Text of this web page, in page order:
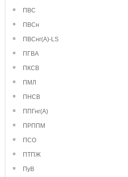
ПВС
ПВСн
ПВСнг(А)-LS
ПГВА
ПКСВ
ПМЛ
ПНСВ
ППГнг(А)
ПРППМ
ПСО
ПТПЖ
ПуВ